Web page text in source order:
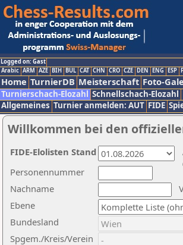
Logged on: Gast
Arabic ARM AZE BIH BUL CAT CHN CRO CZE DEN ENG ESP
Home TurnierDB Meisterschaft Foto-
Turnierschach-Elozahl Schnellschach-Elozahl
Allgemeines Turnier anmelden: AUT FIDE
Willkommen bei den
Nachname
Ebene
Personennummer
Bundesland
Spgem./Kreis/Verein
FIDE-Elolisten Stand